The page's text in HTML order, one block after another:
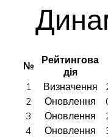
№
Рейтингова
дія
1
Визначення
2
Оновлення
3
Оновлення
4
Оновлення